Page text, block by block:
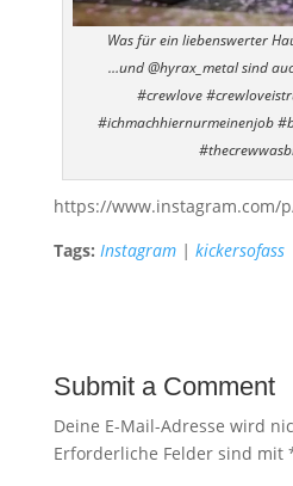
Was für ein liebenswerter
…und @hyrax_metal sind
#crewlove
#ichmachhiernurmeinenjob
https://www.instagram.com/
Tags: Instagram| kickersofass
Submit a Comment
Deine E-Mail-Adresse wird
Erforderliche Felder sind mit